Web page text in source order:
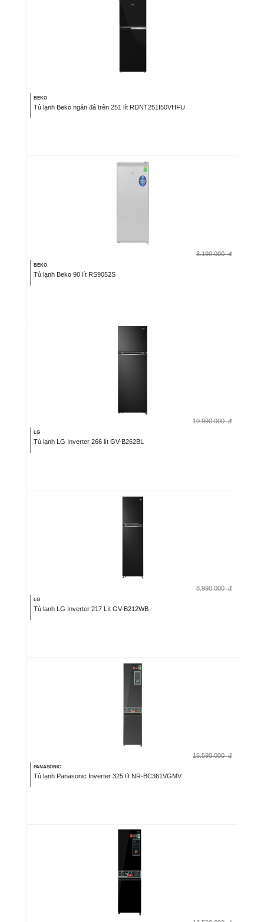
BEKO
Tủ lạnh Beko ngăn đá trên 251 lít RDNT251I50VHFU
3.190.000 đ
BEKO
Tủ lạnh Beko 90 lít RS9052S
10.990.000 đ
LG
Tủ lạnh LG Inverter 266 lít GV-B262BL
8.990.000 đ
LG
Tủ lạnh LG Inverter 217 Lít GV-B212WB
16.590.000 đ
PANASONIC
Tủ lạnh Panasonic Inverter 325 lít NR-BC361VGMV